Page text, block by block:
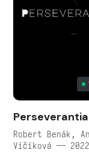
Perseverantia
Robert Benák,
Vičíková — 2022